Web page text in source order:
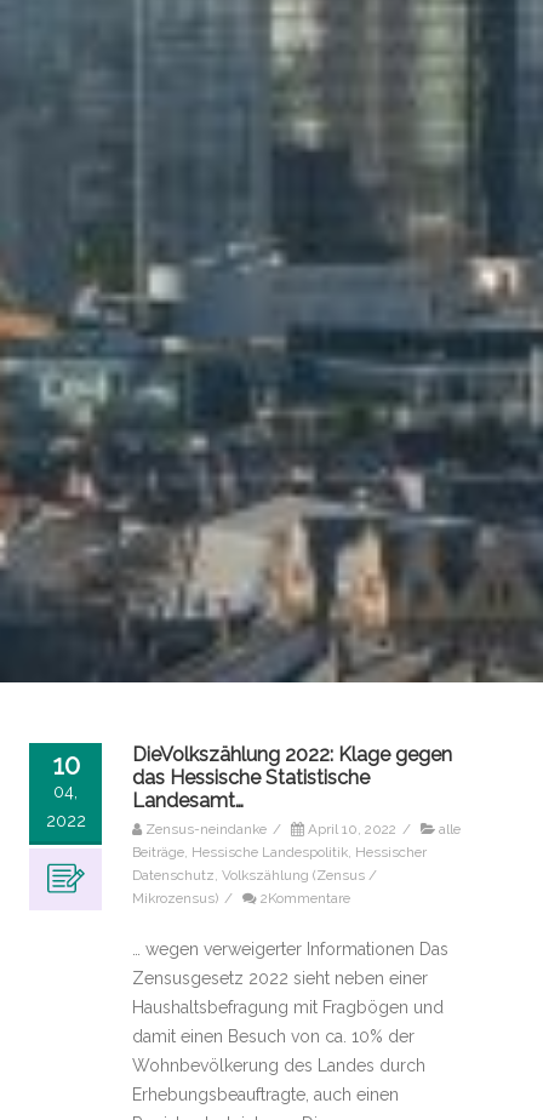
10
04,
2022
DieVolkszählung 2022: Klage gegen
das Hessische Statistische
Landesamt…
Zensus-neindanke / April 10, 2022 /
alle
Beiträge Hessische Landespolitik Hessischer
Datenschutz Volkszählung (Zensus /
Mikrozensus) / 2Kommentare
… wegen verweigerter Informationen Das
Zensusgesetz 2022 sieht neben einer
Haushaltsbefragung mit Fragbögen und
damit einen Besuch von ca. 10% der
Wohnbevölkerung des Landes durch
Erhebungsbeauftragte, auch einen